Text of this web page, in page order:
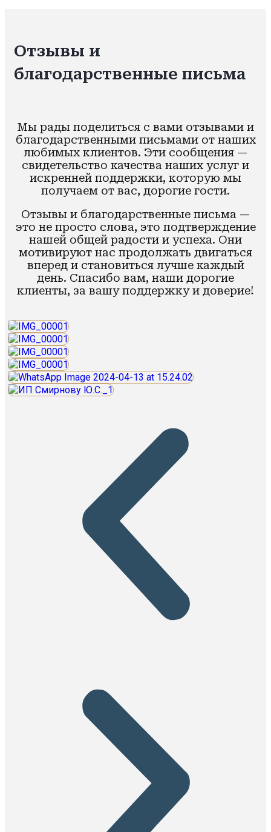
Отзывы и
благодарственные письма
Мы рады поделиться с вами отзывами и
благодарственными письмами от наших
любимых клиентов. Эти сообщения —
свидетельство качества наших услуг и
искренней поддержки, которую мы
получаем от вас, дорогие гости.
Отзывы и благодарственные письма —
это не просто слова, это подтверждение
нашей общей радости и успеха. Они
мотивируют нас продолжать двигаться
вперед и становиться лучше каждый
день. Спасибо вам, наши дорогие
клиенты, за вашу поддержку и доверие!